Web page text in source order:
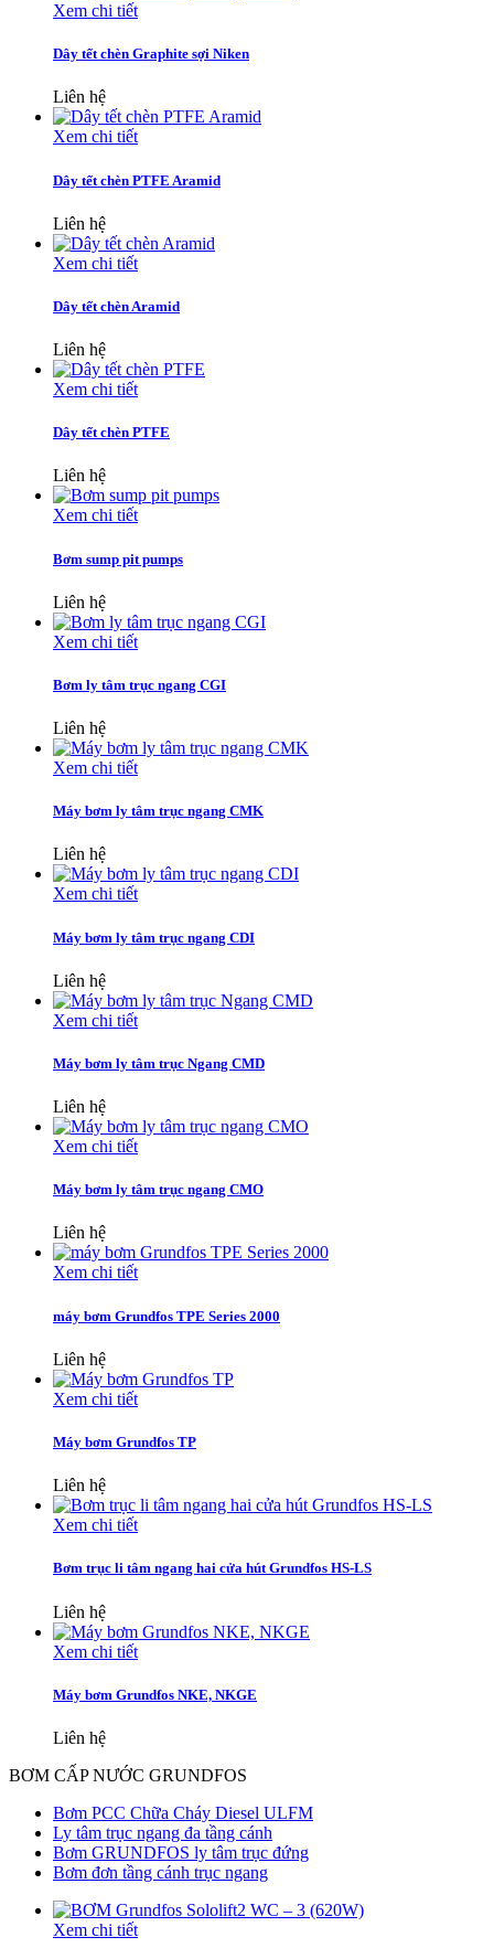
Xem chi tiết
Dây tết chèn Graphite sợi Niken
Liên hệ
Xem chi tiết
Dây tết chèn PTFE Aramid
Liên hệ
Xem chi tiết
Dây tết chèn Aramid
Liên hệ
Xem chi tiết
Dây tết chèn PTFE
Liên hệ
Xem chi tiết
Bơm sump pit pumps
Liên hệ
Xem chi tiết
Bơm ly tâm trục ngang CGI
Liên hệ
Xem chi tiết
Máy bơm ly tâm trục ngang CMK
Liên hệ
Xem chi tiết
Máy bơm ly tâm trục ngang CDI
Liên hệ
Xem chi tiết
Máy bơm ly tâm trục Ngang CMD
Liên hệ
Xem chi tiết
Máy bơm ly tâm trục ngang CMO
Liên hệ
Xem chi tiết
máy bơm Grundfos TPE Series 2000
Liên hệ
Xem chi tiết
Máy bơm Grundfos TP
Liên hệ
Xem chi tiết
Bơm trục li tâm ngang hai cửa hút Grundfos HS-LS
Liên hệ
Xem chi tiết
Máy bơm Grundfos NKE, NKGE
Liên hệ
BƠM CẤP NƯỚC GRUNDFOS
Bơm PCC Chữa Cháy Diesel ULFM
Ly tâm trục ngang đa tầng cánh
Bơm GRUNDFOS ly tâm trục đứng
Bơm đơn tầng cánh trục ngang
Xem chi tiết